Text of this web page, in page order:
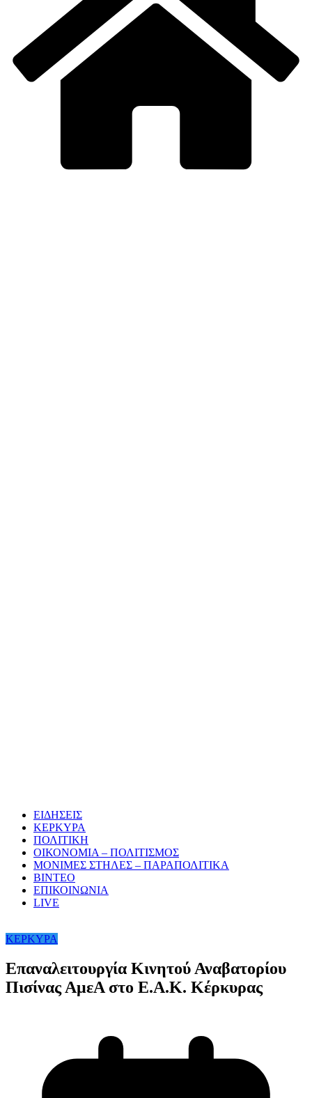
ΕΙΔΗΣΕΙΣ
ΚΕΡΚΥΡΑ
ΠΟΛΙΤΙΚΗ
ΟΙΚΟΝΟΜΙΑ – ΠΟΛΙΤΙΣΜΟΣ
ΜΟΝΙΜΕΣ ΣΤΗΛΕΣ – ΠΑΡΑΠΟΛΙΤΙΚΑ
ΒΙΝΤΕΟ
ΕΠΙΚΟΙΝΩΝΙΑ
LIVE
ΚΕΡΚΥΡΑ
Επαναλειτουργία Κινητού Αναβατορίου
Πισίνας ΑμεΑ στο Ε.Α.Κ. Κέρκυρας